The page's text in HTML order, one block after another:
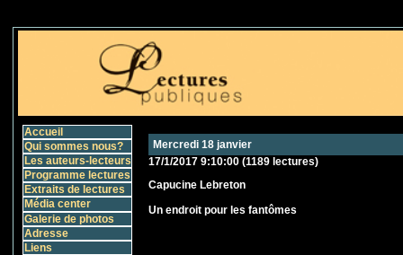
Accueil
Qui sommes nous?
Les auteurs-lecteurs
Programme lectures
Extraits de lectures
Média center
Galerie de photos
Adresse
Liens
Mercredi 18 janvier
17/1/2017 9:10:00 (1189 lectures)
Capucine Lebreton
Un endroit pour les fantômes